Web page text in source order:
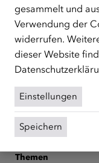
FacebookYouTube
Über den ÖIF
Der Österreichische
Presse
Informationen
Karriere
Themen
gesammelt und
Verwendung der
widerrufen.
dieser Website
Einstellungen
Speichern